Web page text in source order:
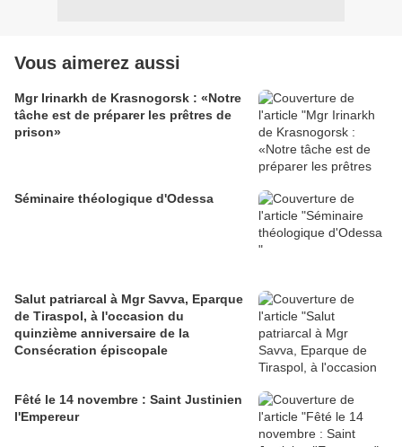
Vous aimerez aussi
Mgr Irinarkh de Krasnogorsk : «Notre
tâche est de préparer les prêtres de
prison»
Séminaire théologique d'Odessa
Salut patriarcal à Mgr Savva, Eparque
de Tiraspol, à l'occasion du
quinzième anniversaire de la
Consécration épiscopale
Fêté le 14 novembre : Saint Justinien
l'Empereur